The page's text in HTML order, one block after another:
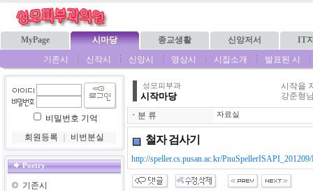
MyPage 시마당 종교생활 신앙저서
IT
기존시
신작시 신앙시 영상시 시집소개 발표된 시
비밀번호 기억
회원등록
비번분실
Poetry
기존시
성모피부과
시작마당
시작을
강준형
ㆍ 분 류 자료실
철자 검사기
http://speller.cs.pusan.ac.kr/